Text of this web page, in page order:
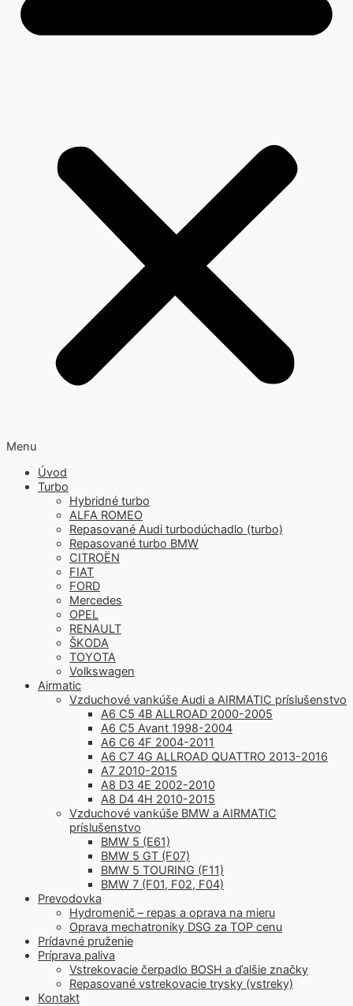
Menu
Úvod
Turbo
Hybridné turbo
ALFA ROMEO
Repasované Audi turbodúchadlo (turbo)
Repasované turbo BMW
CITROËN
FIAT
FORD
Mercedes
OPEL
RENAULT
ŠKODA
TOYOTA
Volkswagen
Airmatic
Vzduchové vankúše Audi a AIRMATIC príslušenstvo
A6 C5 4B ALLROAD 2000-2005
A6 C5 Avant 1998-2004
A6 C6 4F 2004-2011
A6 C7 4G ALLROAD QUATTRO 2013-2016
A7 2010-2015
A8 D3 4E 2002-2010
A8 D4 4H 2010-2015
Vzduchové vankúše BMW a AIRMATIC
príslušenstvo
BMW 5 (E61)
BMW 5 GT (F07)
BMW 5 TOURING (F11)
BMW 7 (F01, F02, F04)
Prevodovka
Hydromenič – repas a oprava na mieru
Oprava mechatroniky DSG za TOP cenu
Prídavné pruženie
Príprava paliva
Vstrekovacie čerpadlo BOSH a ďalšie značky
Repasované vstrekovacie trysky (vstreky)
Kontakt